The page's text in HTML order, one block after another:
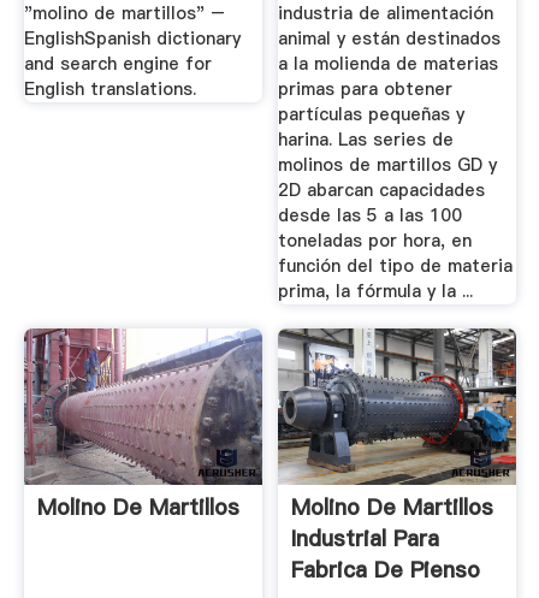
"molino de martillos" –
EnglishSpanish dictionary
and search engine for
English translations.
industria de alimentación
animal y están destinados
a la molienda de materias
primas para obtener
partículas pequeñas y
harina. Las series de
molinos de martillos GD y
2D abarcan capacidades
desde las 5 a las 100
toneladas por hora, en
función del tipo de materia
prima, la fórmula y la ...
Molino De Martillos
Molino De Martillos
Industrial Para
Fabrica De Pienso